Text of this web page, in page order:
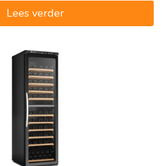
€2.460,00.
Lees verder